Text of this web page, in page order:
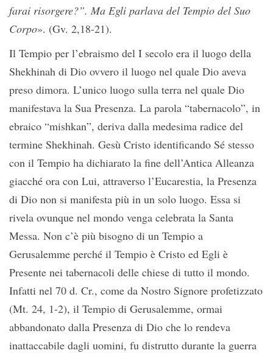
farai risorgere?”. Ma Egli parlava del Tempio del Suo
Corpo». (Gv. 2,18-21).
Il Tempio per l’ebraismo del I secolo era il luogo della
Shekhinah di Dio ovvero il luogo nel quale Dio aveva
preso dimora. L’unico luogo sulla terra nel quale Dio
manifestava la Sua Presenza. La parola “tabernacolo”, in
ebraico “mishkan”, deriva dalla medesima radice del
termine Shekhinah. Gesù Cristo identificando Sé stesso
con il Tempio ha dichiarato la fine dell’Antica Alleanza
giacché ora con Lui, attraverso l’Eucarestia, la Presenza
di Dio non si manifesta più in un solo luogo. Essa si
rivela ovunque nel mondo venga celebrata la Santa
Messa. Non c’è più bisogno di un Tempio a
Gerusalemme perché il Tempio è Cristo ed Egli è
Presente nei tabernacoli delle chiese di tutto il mondo.
Infatti nel 70 d. Cr., come da Nostro Signore profetizzato
(Mt. 24, 1-2), il Tempio di Gerusalemme, ormai
abbandonato dalla Presenza di Dio che lo rendeva
inattaccabile dagli uomini, fu distrutto durante la guerra